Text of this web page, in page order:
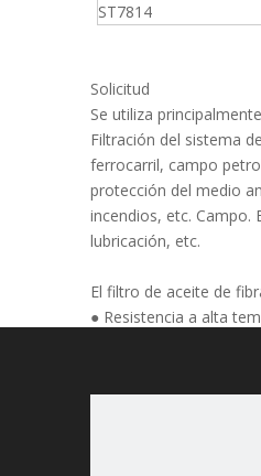
ST7814
Solicitud
Se utiliza
Filtración del sistema
ferrocarril, campo
protección del medio
incendios, etc. Campo.
lubricación, etc.
El filtro de aceite de
● Resistencia a alta
● Fácil de instalar